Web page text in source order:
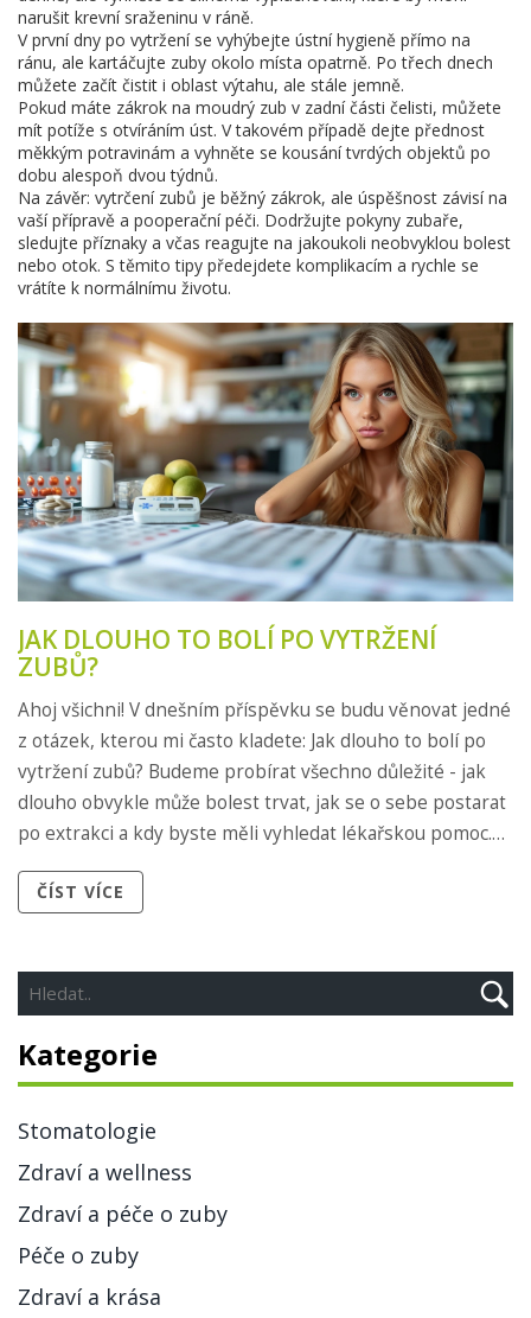
narušit krevní sraženinu v ráně.
V první dny po vytržení se vyhýbejte ústní hygieně přímo na
ránu, ale kartáčujte zuby okolo místa opatrně. Po třech dnech
můžete začít čistit i oblast výtahu, ale stále jemně.
Pokud máte zákrok na moudrý zub v zadní části čelisti, můžete
mít potíže s otvíráním úst. V takovém případě dejte přednost
měkkým potravinám a vyhněte se kousání tvrdých objektů po
dobu alespoň dvou týdnů.
Na závěr: vytrčení zubů je běžný zákrok, ale úspěšnost závisí na
vaší přípravě a pooperační péči. Dodržujte pokyny zubaře,
sledujte příznaky a včas reagujte na jakoukoli neobvyklou bolest
nebo otok. S těmito tipy předejdete komplikacím a rychle se
vrátíte k normálnímu životu.
JAK DLOUHO TO BOLÍ PO VYTRŽENÍ
ZUBŮ?
Ahoj všichni! V dnešním příspěvku se budu věnovat jedné
z otázek, kterou mi často kladete: Jak dlouho to bolí po
vytržení zubů? Budeme probírat všechno důležité - jak
dlouho obvykle může bolest trvat, jak se o sebe postarat
po extrakci a kdy byste měli vyhledat lékařskou pomoc.
nebo vás čeká v blízké budoucnosti, určitě si náš článek
ČÍST VÍCE
Kategorie
Stomatologie
Zdraví a wellness
Zdraví a péče o zuby
Péče o zuby
Zdraví a krása